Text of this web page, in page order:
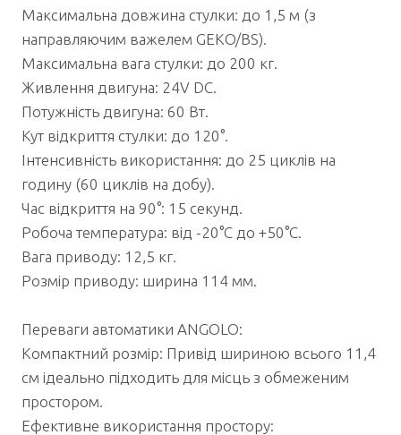
​​​​​​​​​​​​​​​​​​​​Максимальна довжина стулки: до 1,5 м (з
направляючим важелем GEKO/BS).
Максимальна вага стулки: до 200 кг.
Живлення двигуна: 24V DC.
Потужність двигуна: 60 Вт.
Кут відкриття стулки: до 120°.
Інтенсивність використання: до 25 циклів на
годину (60 циклів на добу).
Час відкриття на 90°: 15 секунд.
Робоча температура: від -20°C до +50°C.
Вага приводу: 12,5 кг.
Розмір приводу: ширина 114 мм.
Переваги автоматики ANGOLO:
​​​​​​​​​​​​​​Компактний розмір: Привід шириною всього 11,4
см ідеально підходить для місць з обмеженим
простором.
Ефективне використання простору: